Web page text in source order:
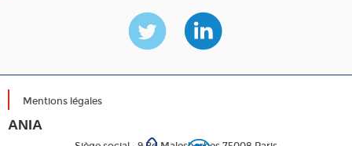
Mentions légales
ANIA